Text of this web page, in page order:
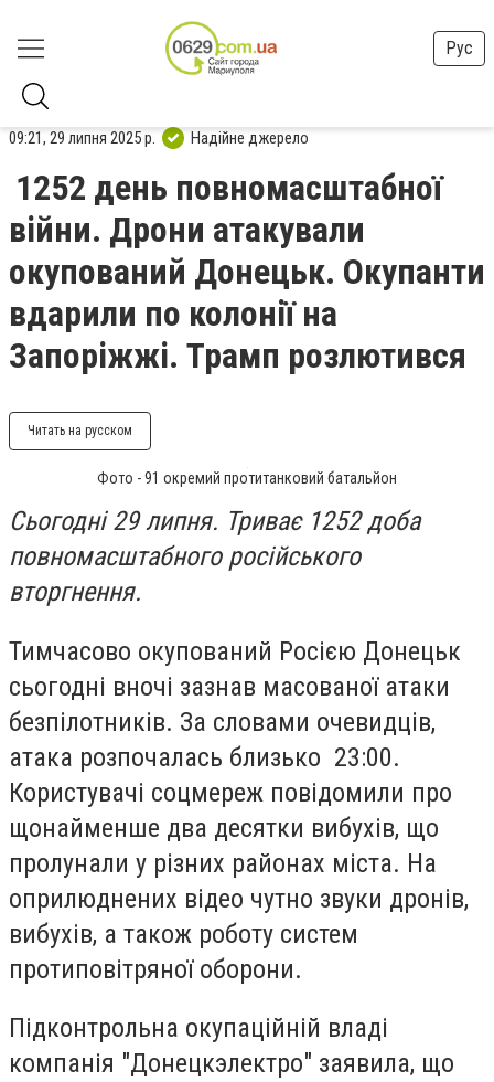
Рус
09:21, 29 липня 2025 р. Надійне джерело
1252 день повномасштабної
війни. Дрони атакували
окупований Донецьк. Окупанти
вдарили по колонії на
Запоріжжі. Трамп розлютився
Читать на русском
Фото - 91 окремий протитанковий батальйон
Сьогодні 29 липня. Триває 1252 доба
повномасштабного російського
вторгнення.
Тимчасово окупований Росією Донецьк
сьогодні вночі зазнав масованої атаки
безпілотників. За словами очевидців,
атака розпочалась близько 23:00.
Користувачі соцмереж повідомили про
щонайменше два десятки вибухів, що
пролунали у різних районах міста. На
оприлюднених відео чутно звуки дронів,
вибухів, а також роботу систем
протиповітряної оборони.
Підконтрольна окупаційній владі
компанія "Донецкэлектро" заявила, що